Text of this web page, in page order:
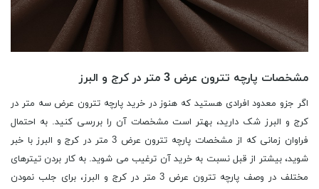
مشخصات پارچه تترون عرض 3 متر در کرج و البرز
اگر جزو معدود افرادی هستید که هنوز در خرید پارچه تترون عرض سه متر در
کرج و البرز شک دارید، بهتر است مشخصات آن را بررسی کنید. به احتمال
فراوان زمانی که از مشخصات پارچه تترون عرض 3 متر در کرج و البرز با خبر
شوید، بیشتر از قبل نسبت به خرید آن ترغیب می شوید. به کار بردن تیترهای
مختلف در وصف پارچه تترون عرض 3 متر در کرج و البرز، برای جلب نمودن